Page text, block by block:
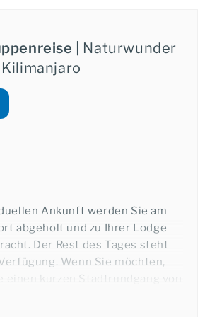
| Naturwunder
Ankunft werden Sie am
abgeholt und zu Ihrer Lodge
Der Rest des Tages steht
Wenn Sie möchten,
einen kurzen Stadtrundgang von